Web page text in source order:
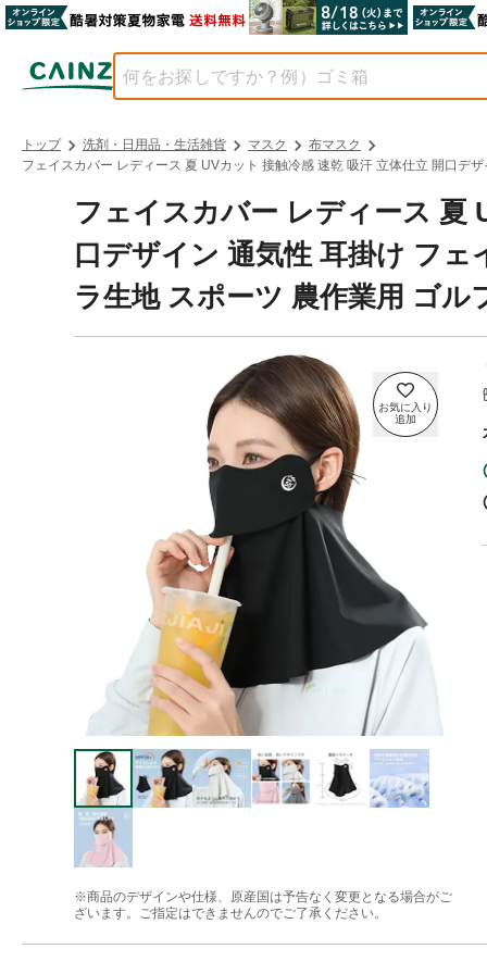
トップ 洗剤・日用品・生活雑貨 マスク
布マスク
フェイスカバー レディース 夏 UVカット 接触冷感 速乾 吸汗 立体仕立 開口デ
フェイスカバー レディース 夏
口デザイン 通気性 耳掛け フ
ラ生地 スポーツ 農作業用 ゴル
※商品のデザインや仕様、原産国は予告なく変更となる場合がご
ざいます。ご指定はできませんのでご了承ください。